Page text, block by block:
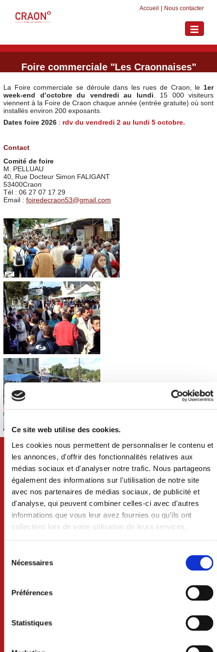
Ce site web utilise des cookies.
Les cookies nous permettent de personnaliser le contenu et
les annonces, d'offrir des fonctionnalités relatives aux
médias sociaux et d'analyser notre trafic. Nous partageons
également des informations sur l'utilisation de notre site
avec nos partenaires de médias sociaux, de publicité et
d'analyse, qui peuvent combiner celles-ci avec d'autres
informations que vous leur avez fournies ou qu'ils ont
collectées lors de votre utilisation de leurs services.
consentement
Nécessaires
Préférences
Statistiques
Accueil Nous contacter
Toggle
Foire commerciale "Les Craonnaises"
La Foire commerciale se déroule dans les rues de Craon, le 1er
week-end d’octobre du vendredi au lundi . 15 000 visiteurs
viennent à la Foire de Craon chaque année (entrée gratuite) où sont
installés environ 200 exposants.
Dates foire 2026 : rdv du vendredi 2 au lundi 5 octobre.
Contact
Comité de foire
M. PELLUAU
40, Rue Docteur Simon FALIGANT
53400Craon
Tél : 06 27 07 17 29
Email : foiredecraon53@gmail.com
BP 74 - 53400 CRAON